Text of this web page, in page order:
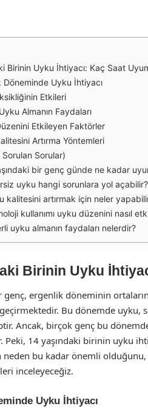
Birinin Uyku İhtiyacı: Kaç Saat
Döneminde Uyku İhtiyacı
Etkileri
Almanın Faydaları
Etkileyen Faktörler
Artırma Yöntemleri
Sorulan Sorular)
bir genç günde ne kadar
uyku hangi sorunlara yol açabilir?
kalitesini artırmak için neler
kullanımı uyku düzenini nasıl
uyku almanın faydaları nelerdir?
Birinin Uyku
genç, ergenlik döneminin
Bu dönemde uyku,
Ancak, birçok genç bu
Peki, 14 yaşındaki birinin uyku
neden bu kadar önemli
inceleyeceğiz.
Uyku İhtiyacı